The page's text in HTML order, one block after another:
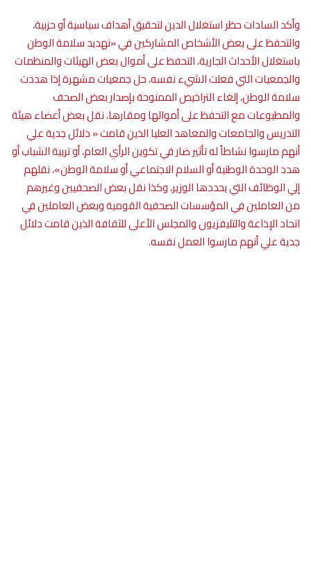
وأكد السادات حظر استغلال الدين لتحقيق أهداف سياسية أو حزبية،
والتحفظ على بعض الأشخاص المشاركين في «تهديد سلامة الوطن
باستغلال الأحداث الجارية، التحفظ على أموال بعض الهيئات والمنظمات
والجمعيات التي فعلت الشيء نفسه، حل جمعيات مشهرة إذا هددت
سلامة الوطن، إلغاء التراخيص الممنوحة بإصدار بعض الصحف
والمطبوعات مع التحفظ على أموالها ومقارها، نقل بعض أعضاء هيئة
التدريس والجامعات والمعاهد العليا الذين قامت « دلائل جدية علي
أنهم مارسوا نشاطاً له تأثير ضار في تكوين الرأي العام، أو تربية الشباب أو
هدد الوحدة الوطنية أو السلام الاجتماعي أو سلامة الوطن»، نقلهم
إلي الوظائف التي يحددها الوزير، وكذا نقل بعض الصحفيين وغيرهم
من العاملين في المؤسسات الصحفية القومية وبعض العاملين في
اتحاد الإذاعة والتليفزيون والمجلس الأعلى للثقافة الذين قامت دلائل
جدية علي أنهم مارسوا العمل نفسه.